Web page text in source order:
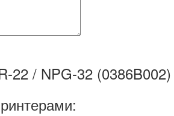
22 / NPG-32 (0386B002)